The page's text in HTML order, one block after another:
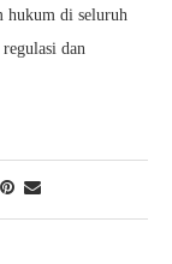
hukum di seluruh
dan